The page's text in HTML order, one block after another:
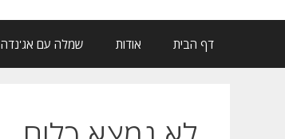
דף הבית אודות שמלה עם אג'נדה